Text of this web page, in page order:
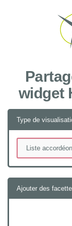
widget
Type de
Ajouter des